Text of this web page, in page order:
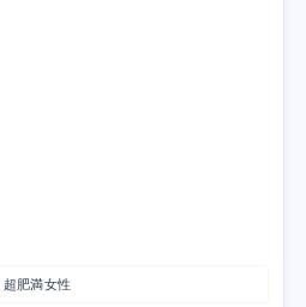
超肥満女性